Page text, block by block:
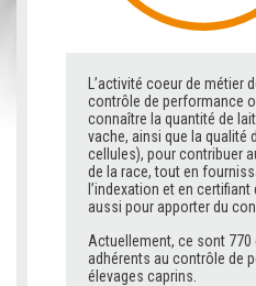
L’activité coeur de métier
contrôle de performance
connaître la quantité de
vache, ainsi que la qualité
cellules), pour contribuer
de la race, tout en
l’indexation et en
aussi pour apporter du
Actuellement, ce sont
adhérents au contrôle de
élevages caprins.